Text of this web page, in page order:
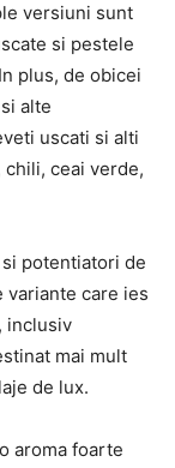
versiuni sunt
si pestele
plus, de obicei
alte
uscati si alti
ceai verde,
potentiatori de
variante care ies
inclusiv
mai mult
de lux.
aroma foarte